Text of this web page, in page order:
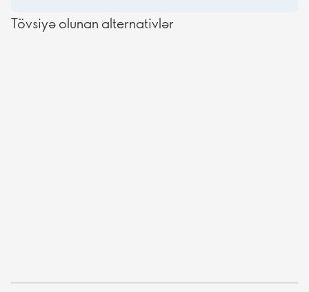
Tövsiyə olunan alternativlər